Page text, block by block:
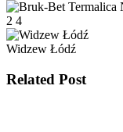
2 4
Widzew Łódź
Related Post